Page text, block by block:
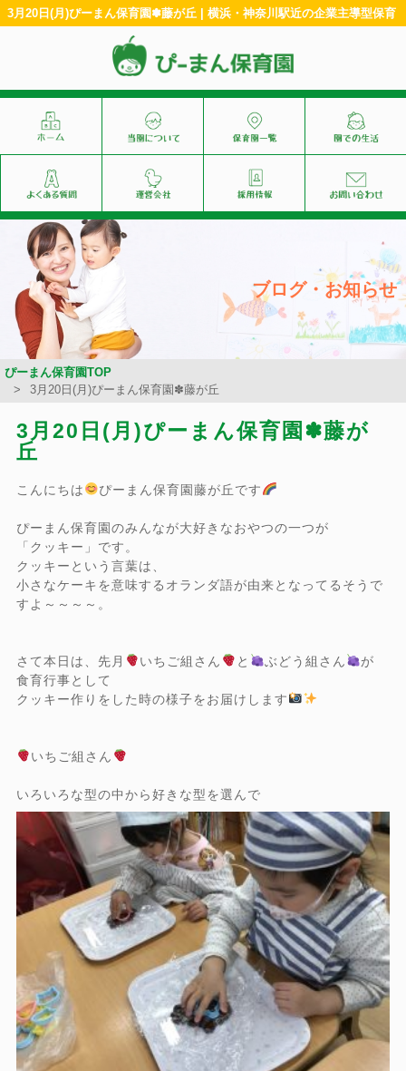
3月20日(月)ぴーまん保育園✽藤が丘 | 横浜・神奈川駅近の企業主導型保育
ブログ・お知らせ
ぴーまん保育園TOP
3月20日(月)ぴーまん保育園✽藤が丘
3月20日(月)ぴーまん保育園✽藤が
丘
こんにちは ぴーまん保育園藤が丘です
ぴーまん保育園のみんなが大好きなおやつの一つが
「クッキー」です。
クッキーという言葉は、
小さなケーキを意味するオランダ語が由来となってるそうで
すよ～～～～。
さて本日は、先月 いちご組さん と ぶどう組さん
が
食育行事として
クッキー作りをした時の様子をお届けします
いちご組さん
いろいろな型の中から好きな型を選んで